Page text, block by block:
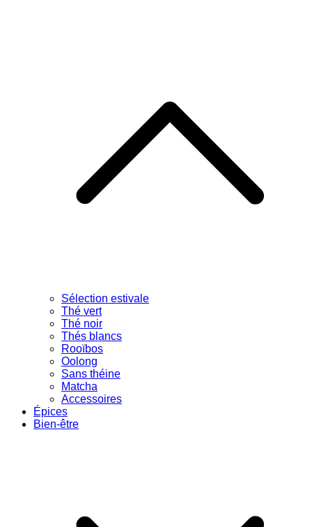
Sélection estivale
Thé vert
Thé noir
Thés blancs
Rooïbos
Oolong
Sans théine
Matcha
Accessoires
Épices
Bien-être